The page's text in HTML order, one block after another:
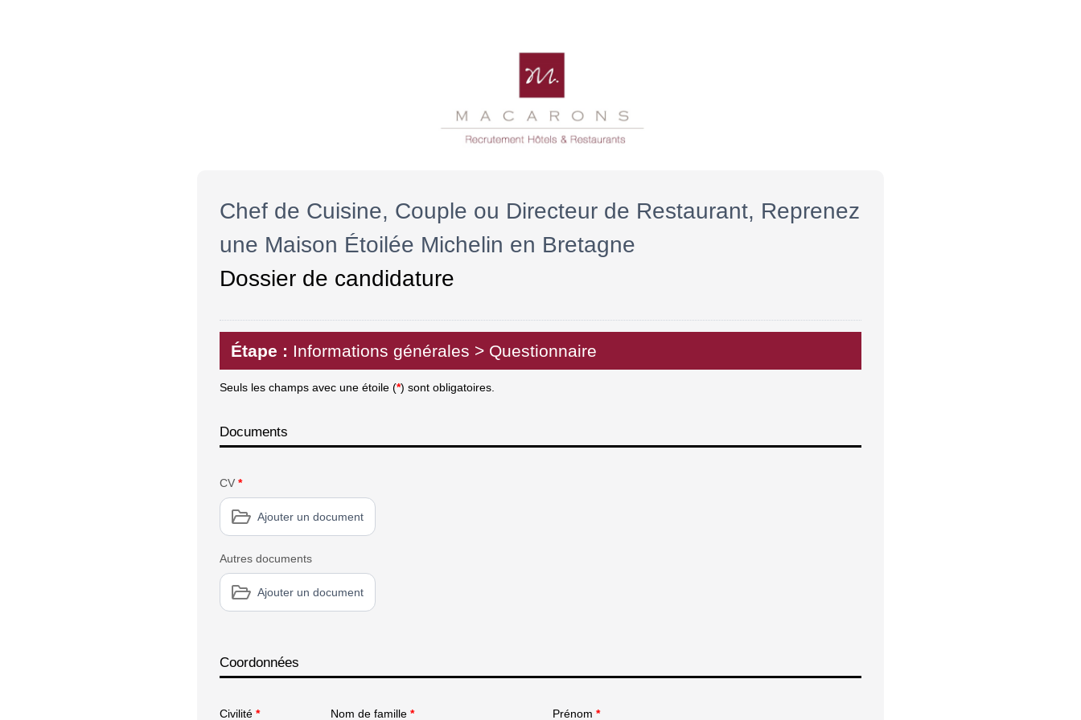
Chef de Cuisine, Couple ou Directeur de Restaurant, Reprenez
une Maison Étoilée Michelin en Bretagne
Dossier de candidature
Étape : Informations générales > Questionnaire
Seuls les champs avec une étoile (*) sont obligatoires.
Documents
CV *
Ajouter un document
Autres documents
Ajouter un document
Coordonnées
Civilité * Nom de famille * Prénom *